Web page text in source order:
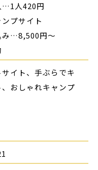
…1人420円
プサイト
み…8,500円～
イト、手ぶらでキ
おしゃれキャンプ